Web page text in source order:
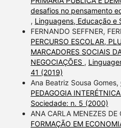
desafios no pensamento
, Linguagens, Educação e
FERNANDO SEFFNER,
PERCURSO ESCOLAR,
MARCADORES SOCIAIS
NEGOCIAÇÕES ,
41 (2019)
Ana Beatriz Sousa Gomes,
PEDAGOGIA INTERÉTNICA
Sociedade: n. 5 (2000)
ANA CARLA MENEZES DE
FORMAÇÃO EM